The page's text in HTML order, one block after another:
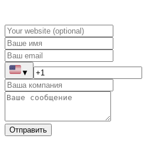
▼
Отправить